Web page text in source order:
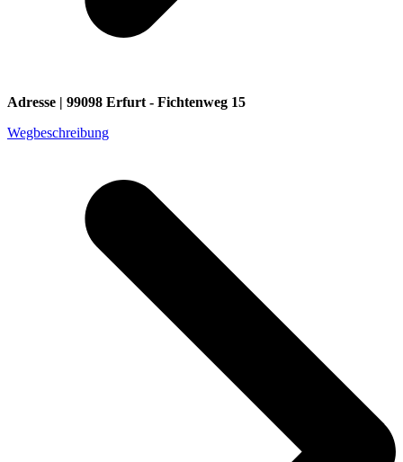
Adresse | 99098 Erfurt - Fichtenweg 15
Wegbeschreibung